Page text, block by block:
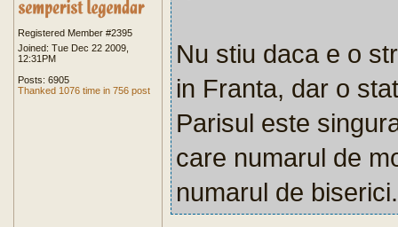
Registered Member #2395
Joined: Tue Dec 22 2009,
12:31PM
Posts: 6905
Thanked 1076 time in 756 post
Nu stiu daca e o
in Franta, dar o
Parisul este
care numarul de
numarul de biserici.